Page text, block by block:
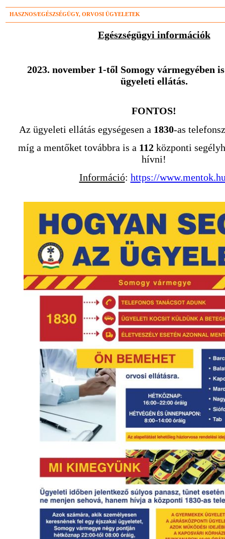
HASZNOS/EGÉSZSÉGÜGY, ORVOSI ÜGYELETEK
Egészségügyi információk
2023. november 1-től Somogy vármegyében
ügyeleti ellátás.
FONTOS!
Az ügyeleti ellátás egységesen a 1830-as
míg a mentőket továbbra is a 112központi
hívni!
Információ: https://